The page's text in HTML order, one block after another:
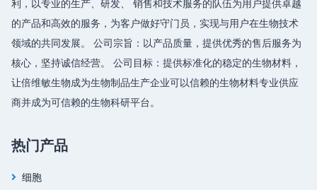
利，以专业的生产、研发、 销售和技术服务的队伍为用户提供卓越
的产品和高效的服务，为客户做好守门员，实现与用户在生物技术
领域的共同发展。 公司宗旨：以产品质量，提供优秀的售后服务为
核心，坚持诚信经营。 公司目标：提供标准化的稳定的生物材料，
让倍维敏生物成为生物制品生产企业可以信赖的生物材料专业供应
商并成为可信赖的生物科研平台。
热门产品
细胞